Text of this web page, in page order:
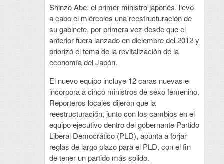
Shinzo Abe, el primer ministro japonés, llevó
a cabo el miércoles una reestructuración de
su gabinete, por primera vez desde que el
anterior fuera lanzado en diciembre del 2012 y
priorizó el tema de la revitalización de la
economía del Japón.
El nuevo equipo incluye 12 caras nuevas e
incorpora a cinco ministros de sexo femenino.
Reporteros locales dijeron que la
reestructuración, junto con los cambios en el
equipo ejecutivo dentro del gobernante Partido
Liberal Democrático (PLD), apunta a forjar
reglas de largo plazo para el PLD, con el fin
de tener un partido más solido.